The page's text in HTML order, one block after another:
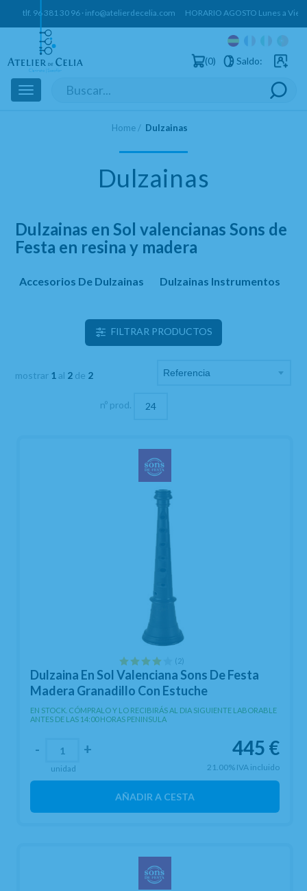
tlf. 96 381 30 96 · info@atelierdecelia.com HORARIO AGOSTO Lunes a
0 Saldo:
Toggle
navigation
Home Dulzainas
Dulzainas
Dulzainas en Sol valencianas Sons de
Festa en resina y madera
Accesorios De Dulzainas Dulzainas Instrumentos
FILTRAR PRODUCTOS
mostrar 1 al 2 de 2
nº prod.
(2)
Dulzaina En Sol Valenciana Sons De Festa
Madera Granadillo Con Estuche
EN STOCK. CÓMPRALO Y LO RECIBIRÁS AL DIA SIGUIENTE LABORABLE
ANTES DE LAS 14:00 HORAS PENINSULA
445 €
21.00% IVA incluido
- +
unidad
AÑADIR A CESTA